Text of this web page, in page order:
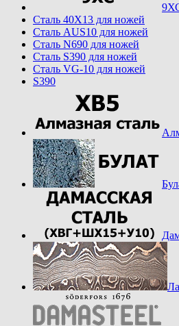
Cталь 40Х13 для ножей
Cталь AUS10 для ножей
Cталь N690 для ножей
Cталь S390 для ножей
Cталь VG-10 для ножей
S390